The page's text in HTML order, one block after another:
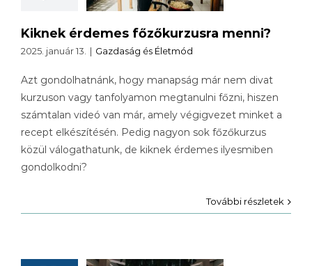
Kiknek érdemes főzőkurzusra menni?
2025. január 13. | Gazdaság és Életmód
Azt gondolhatnánk, hogy manapság már nem divat
kurzuson vagy tanfolyamon megtanulni főzni, hiszen
számtalan videó van már, amely végigvezet minket a
recept elkészítésén. Pedig nagyon sok főzőkurzus
közül válogathatunk, de kiknek érdemes ilyesmiben
gondolkodni?
További részletek